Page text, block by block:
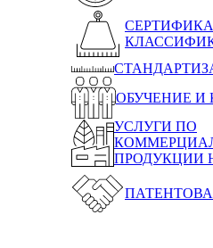
ОБУЧЕНИЕ И
УСЛУГИ ПО
ПРОДУКЦИИ